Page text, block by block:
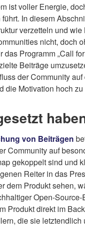
ist voller Energie,
In diesem
verzetteln und
nicht, doch
Programm „Call
Beiträge
der Community
die Motivation hoch
von Beiträgen
Community auf
gekoppelt sind und
Reiter in das
dem Produkt sehen,
Open-
Produkt direkt im
die sie